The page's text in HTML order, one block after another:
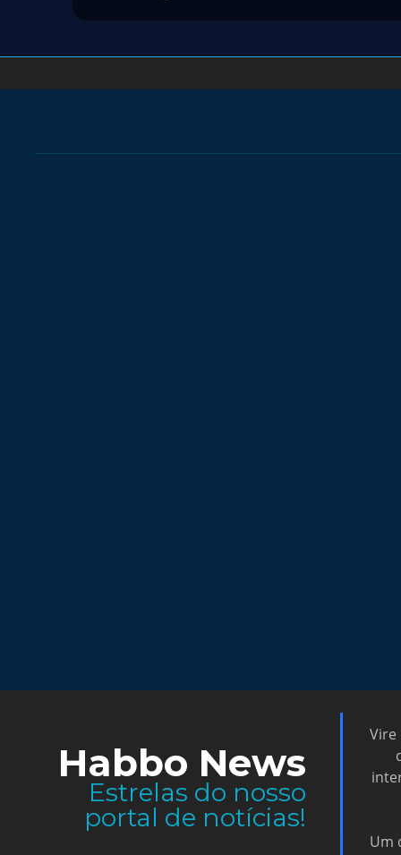
Habbo News
Estrelas do nosso
portal de notícias!
Vire
Um